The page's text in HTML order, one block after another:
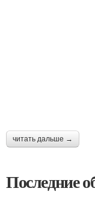
читать дальше →
Последние